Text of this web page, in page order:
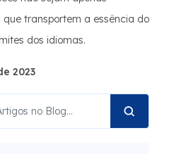
transportem a essência do
dos idiomas.
2023